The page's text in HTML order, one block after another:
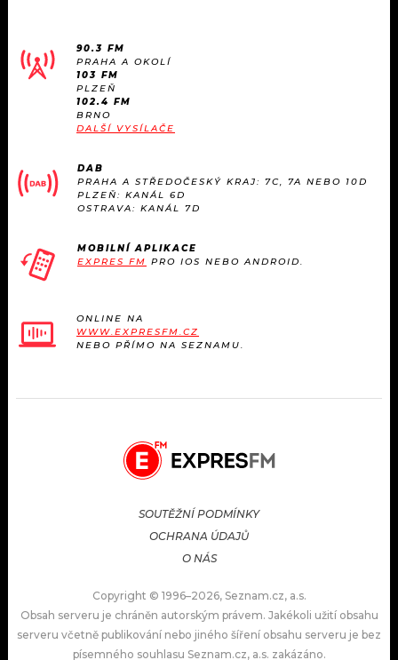
90.3 FM
PRAHA A OKOLÍ
103 FM
PLZEŇ
102.4 FM
BRNO
DALŠÍ VYSÍLAČE
DAB
PRAHA A STŘEDOČESKÝ KRAJ: 7C, 7A NEBO 10D
PLZEŇ: KANÁL 6D
OSTRAVA: KANÁL 7D
MOBILNÍ APLIKACE
EXPRES FM PRO IOS NEBO ANDROID.
ONLINE NA
WWW.EXPRESFM.CZ
NEBO PŘÍMO NA SEZNAMU.
SOUTĚŽNÍ PODMÍNKY
OCHRANA ÚDAJŮ
O NÁS
Copyright © 1996–2026, Seznam.cz, a.s.
Obsah serveru je chráněn autorským právem. Jakékoli užití obsahu
serveru včetně publikování nebo jiného šíření obsahu serveru je bez
písemného souhlasu Seznam.cz, a.s. zakázáno.